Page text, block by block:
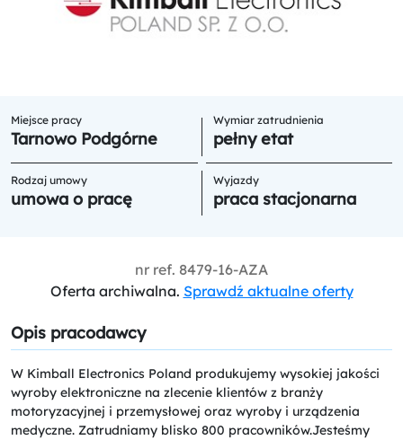
Miejsce pracy
Tarnowo Podgórne
Wymiar zatrudnienia
pełny etat
Rodzaj umowy
umowa o pracę
Wyjazdy
praca stacjonarna
nr ref. 8479-16-AZA
Oferta archiwalna. Sprawdź aktualne oferty
Opis pracodawcy
W Kimball Electronics Poland produkujemy wysokiej jakości
wyroby elektroniczne na zlecenie klientów z branży
motoryzacyjnej i przemysłowej oraz wyroby i urządzenia
medyczne. Zatrudniamy blisko 800 pracowników.Jesteśmy